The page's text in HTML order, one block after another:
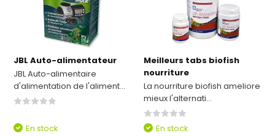
JBL Auto-alimentateur
JBL Auto-alimentaire
d'alimentation de l'aliment...
En stock
Meilleurs tabs biofish
nourriture
La nourriture biofish ameliore
mieux l'alternati...
En stock